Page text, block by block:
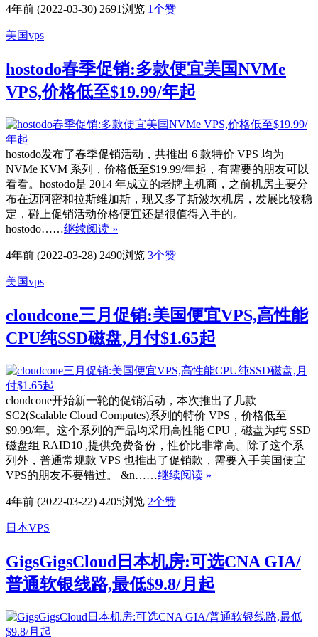
4年前 (2022-03-30) 2691浏览 1个赞
美国vps
hostodo春季促销:多款便宜美国NVMe
VPS,价格低至$19.99/年起
hostodo发布了春季促销活动，共推出 6 款特价 VPS 均为
NVMe KVM 系列，价格低至$19.99/年起，有需要的朋友可以
看看。hostodo是 2014 年成立的老牌主机商，之前机房主要分
布在迈阿密和拉斯维加斯，现又多了斯波坎机房，发展比较稳
定，碰上促销活动价格便宜还是很值得入手的。
hostodo……继续阅读 »
4年前 (2022-03-28) 2490浏览 3个赞
美国vps
cloudcone三月促销:美国便宜VPS,高性能
CPU纯SSD磁盘,月付$1.65起
cloudcone开始新一轮的促销活动，本次推出了几款
SC2(Scalable Cloud Computes)系列的特价 VPS，价格低至
$9.99/年。这个系列的产品均采用高性能 CPU，磁盘为纯 SSD
磁盘组 RAID10 ,提供免费备份，性价比非常高。除了这个系
列外，普通常规款 VPS 也推出了促销款，需要入手美国便宜
VPS的朋友不要错过。 &n……继续阅读 »
4年前 (2022-03-22) 4205浏览 2个赞
日本VPS
GigsGigsCloud日本机房:可选CNA GIA/
普通软银线路,最低$9.8/月起